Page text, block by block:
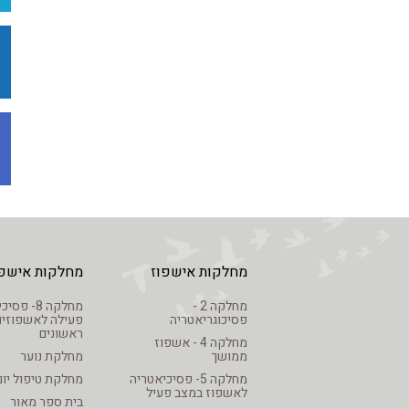
מחלקות אישפוז
מחלקה 2 -
פסיכוגריאטריה
מחלקה 4 - אשפוז
ממושך
מחלקה 5- פסיכיאטריה
לאשפוז במצב פעיל
מחלקות
מחלקה 8-
פעילה
ראשונים
מחלקת נוער
מחלקת טיפול
בית ספר מאור